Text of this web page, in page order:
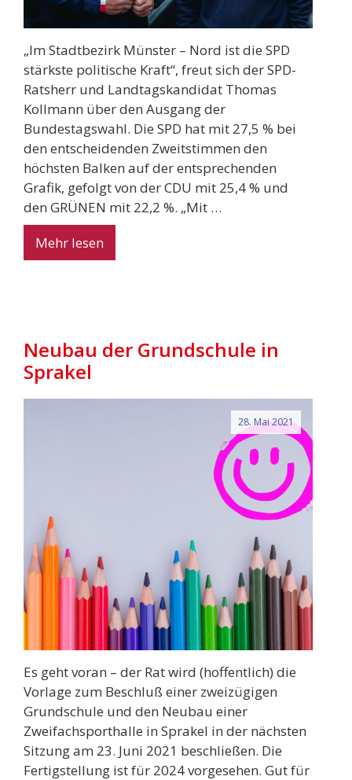
„Im Stadtbezirk Münster – Nord ist die SPD
stärkste politische Kraft“, freut sich der SPD-
Ratsherr und Landtagskandidat Thomas
Kollmann über den Ausgang der
Bundestagswahl. Die SPD hat mit 27,5 % bei
den entscheidenden Zweitstimmen den
höchsten Balken auf der entsprechenden
Grafik, gefolgt von der CDU mit 25,4 % und
den GRÜNEN mit 22,2 %. „Mit …
Mehr lesen
Neubau der Grundschule in
Sprakel
28. Mai 2021
Es geht voran – der Rat wird (hoffentlich) die
Vorlage zum Beschluß einer zweizügigen
Grundschule und den Neubau einer
Zweifachsporthalle in Sprakel in der nächsten
Sitzung am 23. Juni 2021 beschließen. Die
Fertigstellung ist für 2024 vorgesehen. Gut für